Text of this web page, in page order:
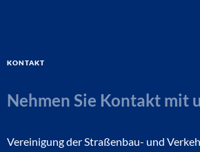
Kontakt
Nehmen Sie Kontakt mit
Vereinigung der Straßenbau- und